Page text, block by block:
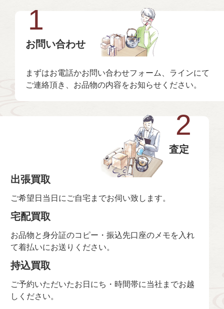
1
お問い合わせ
まずはお電話かお問い合わせフォーム、ラインにて
ご連絡頂き、お品物の内容をお知らせください。
2
査定
出張買取
ご希望日当日にご自宅までお伺い致します。
宅配買取
お品物と身分証のコピー・振込先口座のメモを入れ
て着払いにお送りください。
持込買取
ご予約いただいたお日にち・時間帯に当社までお越
しください。